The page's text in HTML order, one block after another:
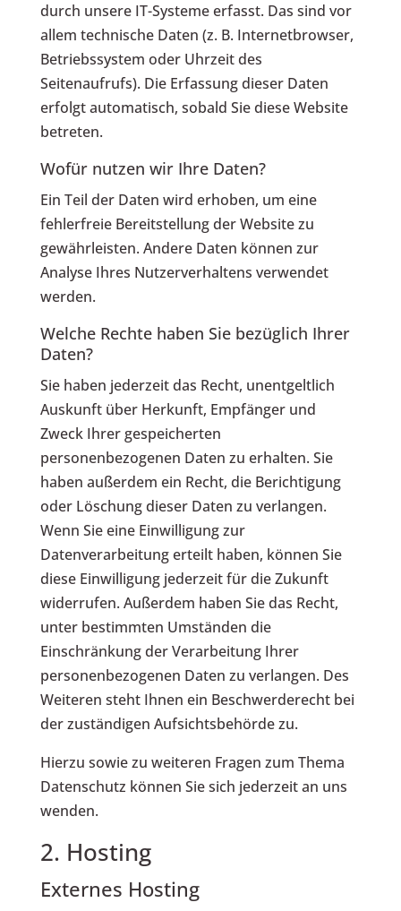
durch unsere IT-Systeme erfasst. Das sind vor
allem technische Daten (z. B. Internetbrowser,
Betriebssystem oder Uhrzeit des
Seitenaufrufs). Die Erfassung dieser Daten
erfolgt automatisch, sobald Sie diese Website
betreten.
Wofür nutzen wir Ihre Daten?
Ein Teil der Daten wird erhoben, um eine
fehlerfreie Bereitstellung der Website zu
gewährleisten. Andere Daten können zur
Analyse Ihres Nutzerverhaltens verwendet
werden.
Welche Rechte haben Sie bezüglich Ihrer
Daten?
Sie haben jederzeit das Recht, unentgeltlich
Auskunft über Herkunft, Empfänger und
Zweck Ihrer gespeicherten
personenbezogenen Daten zu erhalten. Sie
haben außerdem ein Recht, die Berichtigung
oder Löschung dieser Daten zu verlangen.
Wenn Sie eine Einwilligung zur
Datenverarbeitung erteilt haben, können Sie
diese Einwilligung jederzeit für die Zukunft
widerrufen. Außerdem haben Sie das Recht,
unter bestimmten Umständen die
Einschränkung der Verarbeitung Ihrer
personenbezogenen Daten zu verlangen. Des
Weiteren steht Ihnen ein Beschwerderecht bei
der zuständigen Aufsichtsbehörde zu.
Hierzu sowie zu weiteren Fragen zum Thema
Datenschutz können Sie sich jederzeit an uns
wenden.
2. Hosting
Externes Hosting